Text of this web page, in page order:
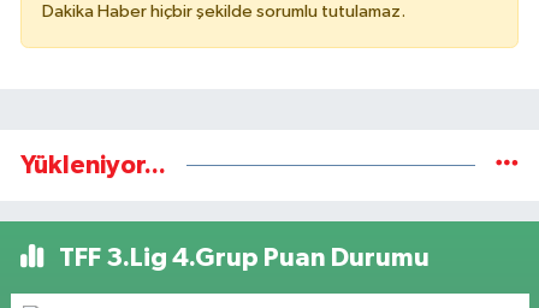
Dakika Haber hiçbir şekilde sorumlu tutulamaz.
Yükleniyor...
TFF 3.Lig 4.Grup Puan Durumu